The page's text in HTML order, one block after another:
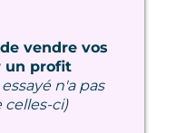
vendre vos
un profit
n'a pas
ci)